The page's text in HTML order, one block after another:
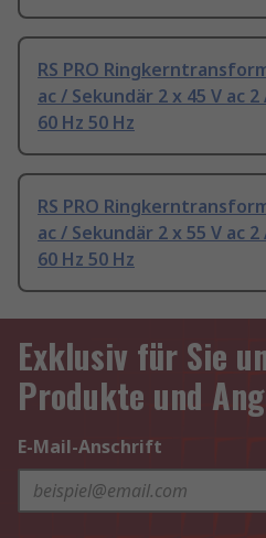
RS PRO
ac / Sekundär 2 x 45 V ac 2
60 Hz 50 Hz
RS PRO
ac / Sekundär 2 x 55 V ac 2
60 Hz 50 Hz
Exklusiv für Sie
Produkte und
E-Mail-Anschrift